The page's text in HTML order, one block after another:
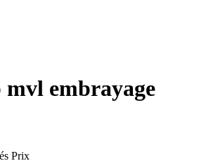
mvl embrayage
Prix